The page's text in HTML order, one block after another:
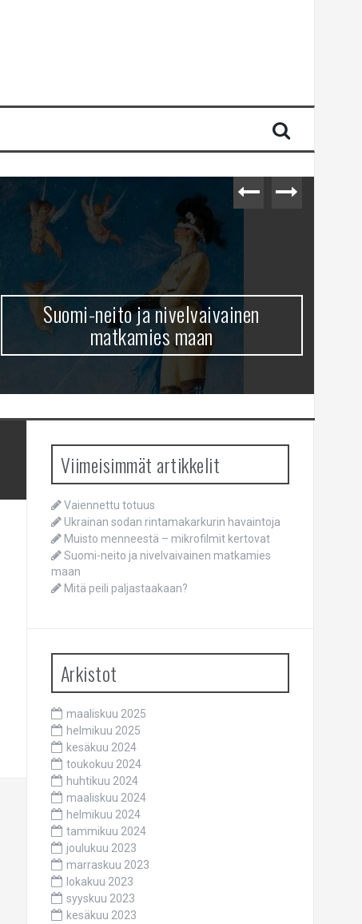
Suomi-neito ja nivelvaivainen
matkamies maan
Viimeisimmät artikkelit
Vaiennettu totuus
Ukrainan sodan rintamakarkurin havaintoja
Muisto menneestä – mikrofilmit kertovat
Suomi-neito ja nivelvaivainen matkamies
maan
Mitä peili paljastaakaan?
Arkistot
maaliskuu 2025
helmikuu 2025
kesäkuu 2024
toukokuu 2024
huhtikuu 2024
maaliskuu 2024
helmikuu 2024
tammikuu 2024
joulukuu 2023
marraskuu 2023
lokakuu 2023
syyskuu 2023
kesäkuu 2023